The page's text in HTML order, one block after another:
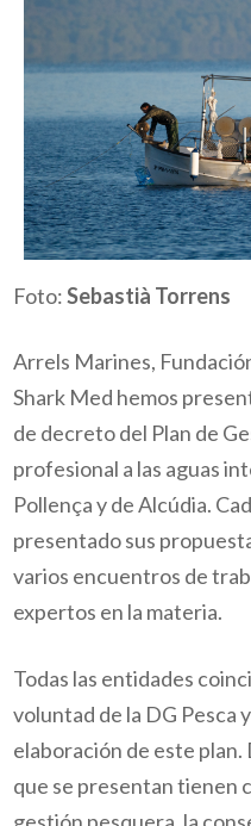
Foto:Sebastià Torrens
Arrels Marines,
Shark Med hemos
de decreto del Plan de
profesional a las aguas
Pollença y de Alcúdia.
presentado sus
varios encuentros de
expertos en la materia.
Todas las entidades
voluntad de la DG Pesca
elaboración de este plan.
que se presentan tienen
gestión pesquera, la